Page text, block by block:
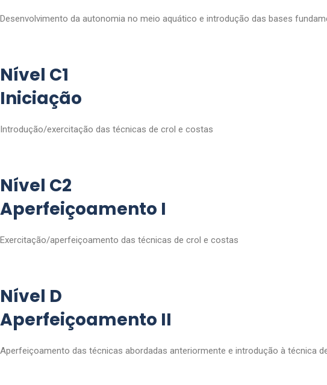
Desenvolvimento da autonomia no meio aquático e introdução das bases
Nível C1
Iniciação
Introdução/exercitação das técnicas de crol e costas
Nível C2
Aperfeiçoamento I
Exercitação/aperfeiçoamento das técnicas de crol e costas
Nível D
Aperfeiçoamento II
Aperfeiçoamento das técnicas abordadas anteriormente e introdução à técnica